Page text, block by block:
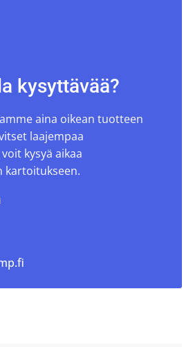
kysyttävää?
aina oikean tuotteen
laajempaa
kysyä aikaa
kartoitukseen.